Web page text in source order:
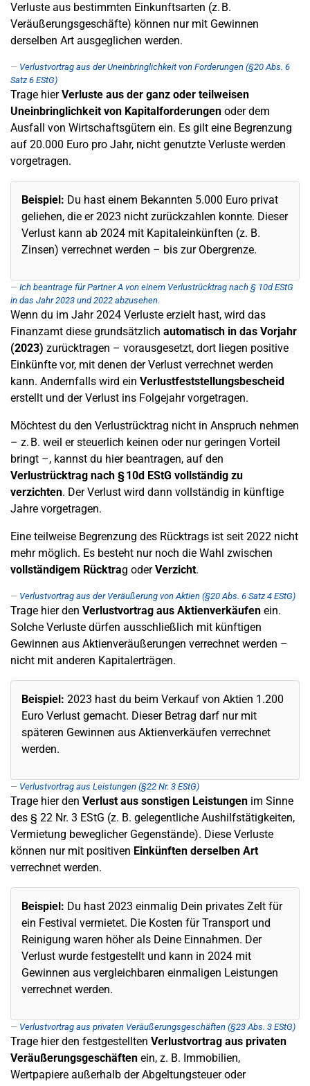
Verluste aus bestimmten Einkunftsarten (z. B.
Veräußerungsgeschäfte) können nur mit Gewinnen
derselben Art ausgeglichen werden.
Verlustvortrag aus der Uneinbringlichkeit von Forderungen (§20 Abs. 6
Satz 6 EStG)
Trage hierVerluste aus der ganz oder teilweisen
Uneinbringlichkeit von Kapitalforderungen oder dem
Ausfall von Wirtschaftsgütern ein. Es gilt eine Begrenzung
auf 20.000 Euro pro Jahr, nicht genutzte Verluste werden
vorgetragen.
Beispiel: Du hast einem Bekannten 5.000 Euro privat
geliehen, die er 2023 nicht zurückzahlen konnte. Dieser
Verlust kann ab 2024 mit Kapitaleinkünften (z. B.
Zinsen) verrechnet werden – bis zur Obergrenze.
Ich beantrage für Partner A von einem Verlustrücktrag nach § 10d EStG
in das Jahr 2023 und 2022 abzusehen.
Wenn du im Jahr 2024 Verluste erzielt hast, wird das
Finanzamt diese grundsätzlich automatisch in das Vorjahr
(2023) zurücktragen – vorausgesetzt, dort liegen positive
Einkünfte vor, mit denen der Verlust verrechnet werden
kann. Andernfalls wird ein Verlustfeststellungsbescheid
erstellt und der Verlust ins Folgejahr vorgetragen.
Möchtest du den Verlustrücktrag nicht in Anspruch nehmen
– z. B. weil er steuerlich keinen oder nur geringen Vorteil
bringt –, kannst du hier beantragen, auf den
Verlustrücktrag nach § 10d EStG vollständig zu
verzichten. Der Verlust wird dann vollständig in künftige
Jahre vorgetragen.
Eine teilweise Begrenzung des Rücktrags ist seit 2022 nicht
mehr möglich. Es besteht nur noch die Wahl zwischen
vollständigem Rücktrag oderVerzicht.
Verlustvortrag aus der Veräußerung von Aktien (§20 Abs. 6 Satz 4 EStG)
Trage hier den Verlustvortrag aus Aktienverkäufen ein.
Solche Verluste dürfen ausschließlich mit künftigen
Gewinnen aus Aktienveräußerungen verrechnet werden –
nicht mit anderen Kapitalerträgen.
Beispiel: 2023 hast du beim Verkauf von Aktien 1.200
Euro Verlust gemacht. Dieser Betrag darf nur mit
späteren Gewinnen aus Aktienverkäufen verrechnet
werden.
Verlustvortrag aus Leistungen (§22 Nr. 3 EStG)
Trage hier den Verlust aus sonstigen Leistungen im Sinne
des § 22 Nr. 3 EStG (z. B. gelegentliche Aushilfstätigkeiten,
Vermietung beweglicher Gegenstände). Diese Verluste
können nur mit positiven Einkünften derselben Art
verrechnet werden.
Beispiel: Du hast 2023 einmalig Dein privates Zelt für
ein Festival vermietet. Die Kosten für Transport und
Reinigung waren höher als Deine Einnahmen. Der
Verlust wurde festgestellt und kann in 2024 mit
Gewinnen aus vergleichbaren einmaligen Leistungen
verrechnet werden.
Verlustvortrag aus privaten Veräußerungsgeschäften (§23 Abs. 3 EStG)
Trage hier den festgestellten Verlustvortrag aus privaten
Veräußerungsgeschäften ein, z. B. Immobilien,
Wertpapiere außerhalb der Abgeltungsteuer oder